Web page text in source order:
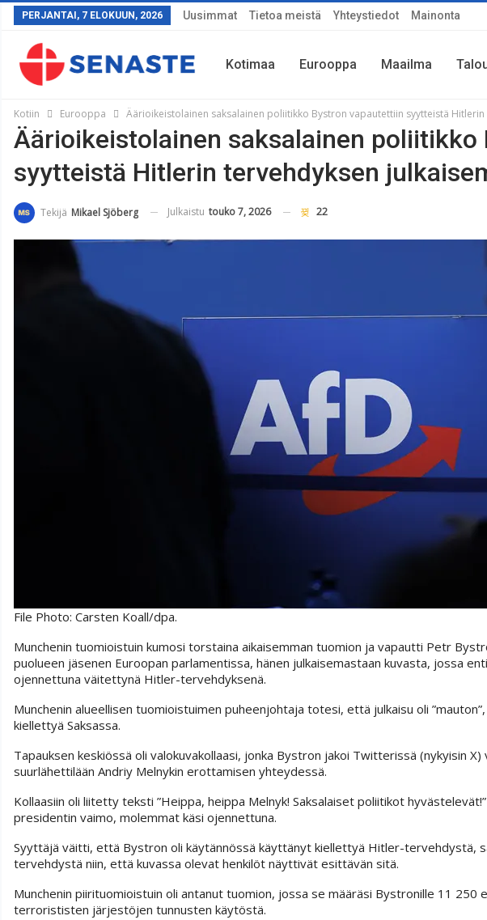
PERJANTAI, 7 ELOKUUN, 2026 Uusimmat Tietoa meistä Yhteystiedot Mainonta
Kotimaa Eurooppa Maailma
Sää
Kotiin Eurooppa Äärioikeistolainen saksalainen poliitikko Bystron vapautettiin syytteistä
Äärioikeistolainen saksalainen
syytteistä Hitlerin tervehdyksen
Tekijä Mikael Sjöberg Julkaistu touko 7, 2026 22
File Photo: Carsten Koall/dpa.
Munchenin tuomioistuin kumosi torstaina aikaisemman tuomion ja vapautti Petr
puolueen jäsenen Euroopan parlamentissa, hänen julkaisemastaan kuvasta, jossa
ojennettuna väitettynä Hitler-tervehdyksenä.
Munchenin alueellisen tuomioistuimen puheenjohtaja totesi, että julkaisu oli
kiellettyä Saksassa.
Tapauksen keskiössä oli valokuvakollaasi, jonka Bystron jakoi Twitterissä (nykyisin
suurlähettilään Andriy Melnykin erottamisen yhteydessä.
Kollaasiin oli liitetty teksti ”Heippa, heippa Melnyk! Saksalaiset poliitikot
presidentin vaimo, molemmat käsi ojennettuna.
Syyttäjä väitti, että Bystron oli käytännössä käyttänyt kiellettyä Hitler-tervehdystä,
tervehdystä niin, että kuvassa olevat henkilöt näyttivät esittävän sitä.
Munchenin piirituomioistuin oli antanut tuomion, jossa se määräsi Bystronille 11
terrorististen järjestöjen tunnusten käytöstä.